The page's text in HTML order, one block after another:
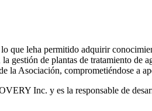
que leha permitido adquirir
gestión de plantas de tratamiento
Asociación, comprometiéndose a
Inc. y es la responsable de